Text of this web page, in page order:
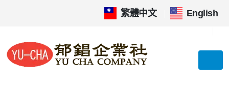
繁體中文 English